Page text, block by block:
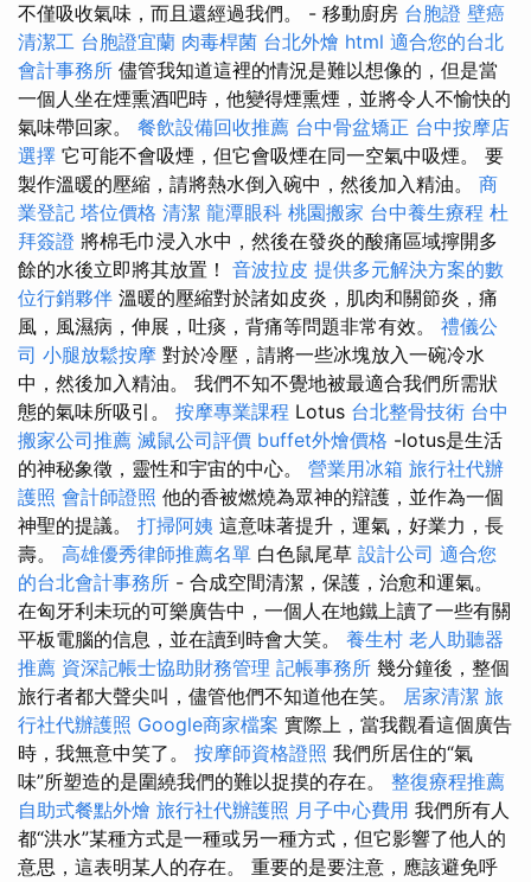
不僅吸收氣味，而且還經過我們。 - 移動廚房 台胞證 壁癌
清潔工 台胞證宜蘭 肉毒桿菌 台北外燴 html 適合您的台北
會計事務所 儘管我知道這裡的情況是難以想像的，但是當
一個人坐在煙熏酒吧時，他變得煙熏煙，並將令人不愉快的
氣味帶回家。 餐飲設備回收推薦 台中骨盆矯正 台中按摩店
選擇 它可能不會吸煙，但它會吸煙在同一空氣中吸煙。 要
製作溫暖的壓縮，請將熱水倒入碗中，然後加入精油。 商
業登記 塔位價格 清潔 龍潭眼科 桃園搬家 台中養生療程 杜
拜簽證 將棉毛巾浸入水中，然後在發炎的酸痛區域擰開多
餘​​的水後立即將其放置！ 音波拉皮 提供多元解決方案的數
位行銷夥伴 溫暖的壓縮對於諸如皮炎，肌肉和關節炎，痛
風，風濕病，伸展，吐痰，背痛等問題非常有效。 禮儀公
司 小腿放鬆按摩 對於冷壓，請將一些冰塊放入一碗冷水
中，然後加入精油。 我們不知不覺地被最適合我們所需狀
態的氣味所吸引。 按摩專業課程 Lotus 台北整骨技術 台中
搬家公司推薦 滅鼠公司評價 buffet外燴價格 -lotus是生活
的神秘象徵，靈性和宇宙的中心。 營業用冰箱 旅行社代辦
護照 會計師證照 他的香被燃燒為眾神的辯護，並作為一個
神聖的提議。 打掃阿姨 這意味著提升，運氣，好業力，長
壽。 高雄優秀律師推薦名單 白色鼠尾草 設計公司 適合您
的台北會計事務所 - 合成空間清潔，保護，治愈和運氣。
在匈牙利未玩的可樂廣告中，一個人在地鐵上讀了一些有關
平板電腦的信息，並在讀到時會大笑。 養生村 老人助聽器
推薦 資深記帳士協助財務管理 記帳事務所 幾分鐘後，整個
旅行者都大聲尖叫，儘管他們不知道他在笑。 居家清潔 旅
行社代辦護照 Google商家檔案 實際上，當我觀看這個廣告
時，我無意中笑了。 按摩師資格證照 我們所居住的“氣
味”所塑造的是圍繞我們的難以捉摸的存在。 整復療程推薦
自助式餐點外燴 旅行社代辦護照 月子中心費用 我們所有人
都“洪水”某種方式是一種或另一種方式，但它影響了他人的
意思，這表明某人的存在。 重要的是要注意，應該避免呼